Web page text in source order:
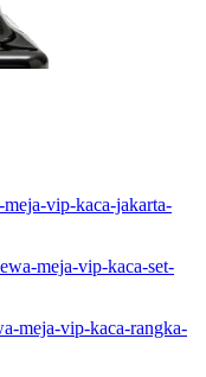
vip-kaca-jakarta-
meja-vip-kaca-set-
meja-vip-kaca-rangka-